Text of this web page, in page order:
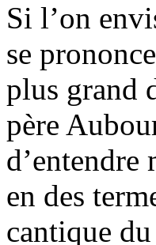
Si l’on
se
plus grand
père
d’entendre
en des
cantique